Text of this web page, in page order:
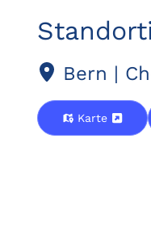
Bern |
Karte